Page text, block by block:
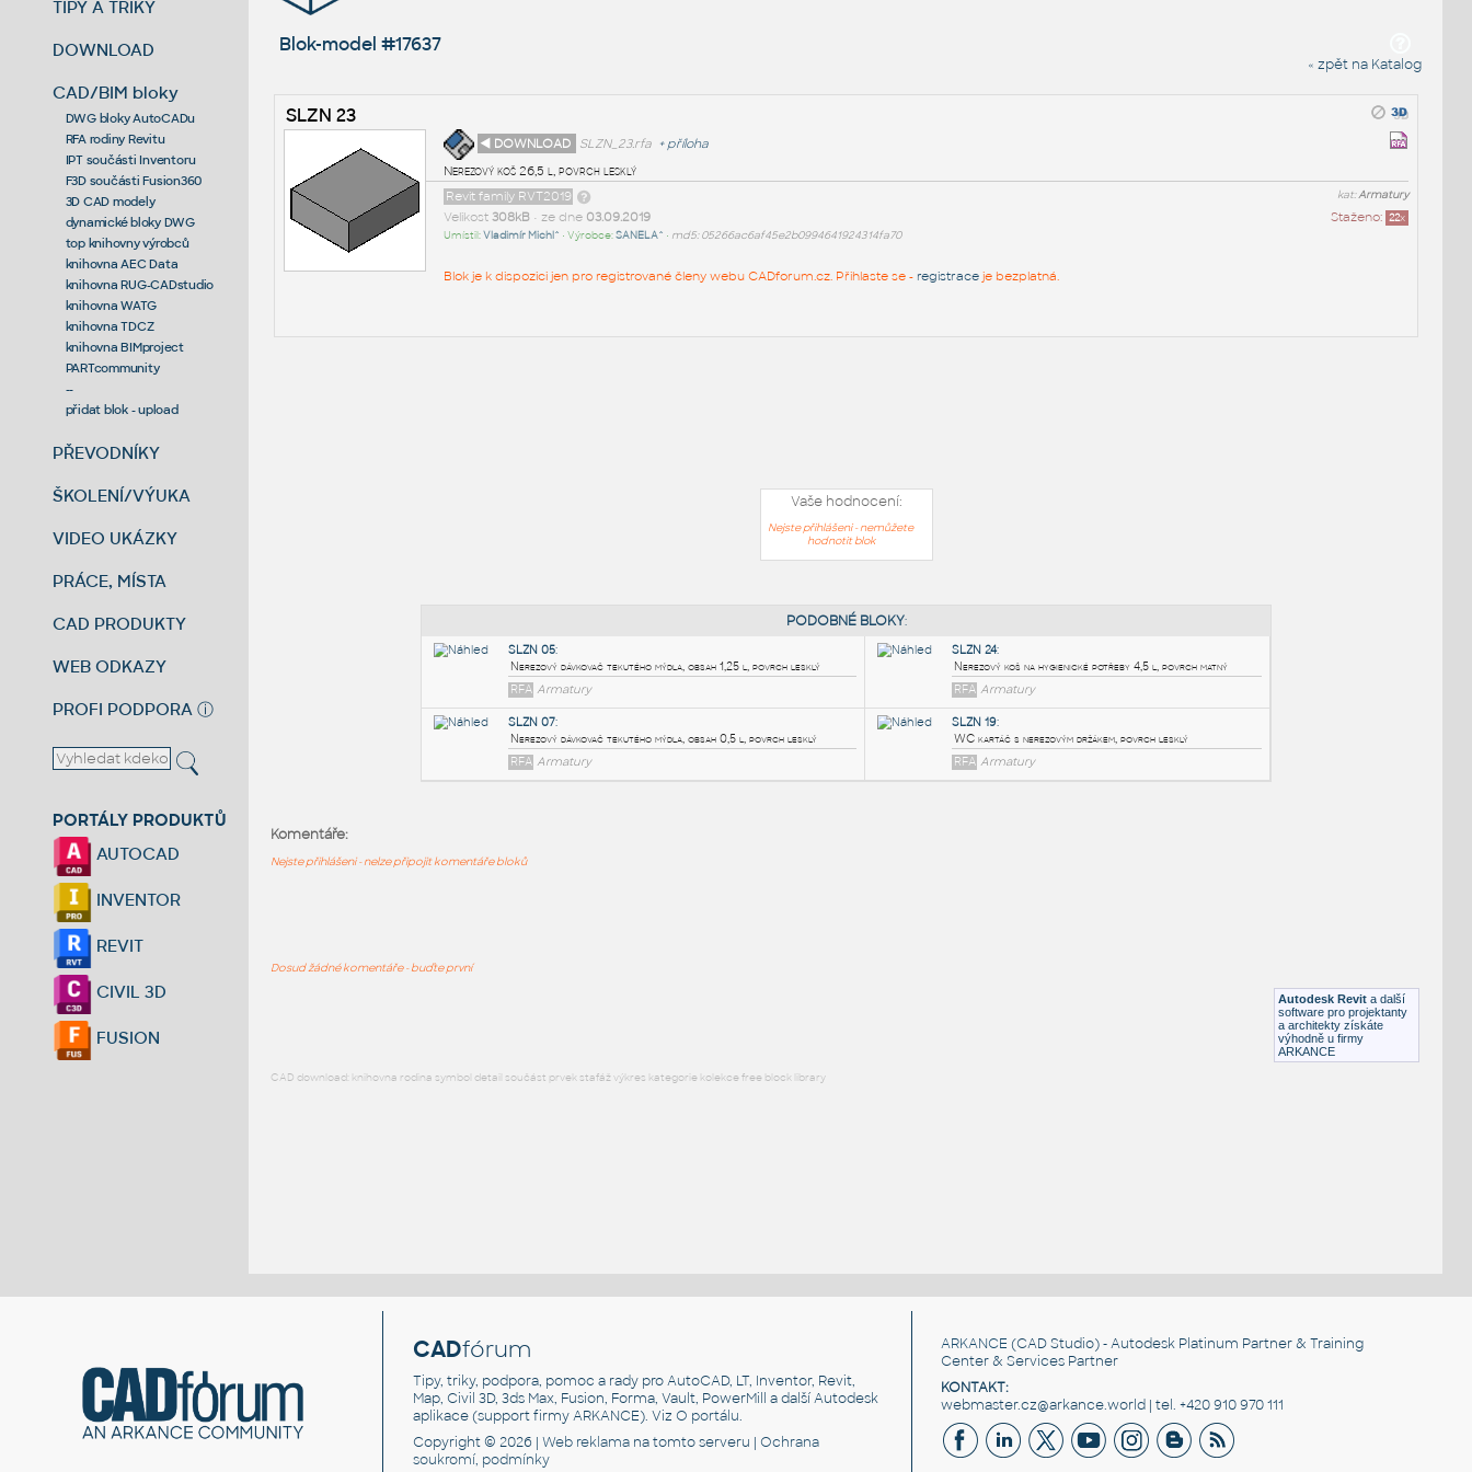
TIPY A TRIKY
DOWNLOAD
CAD/BIM bloky
DWG bloky AutoCADu
RFA rodiny Revitu
IPT součásti Inventoru
F3D součásti Fusion360
3D CAD modely
dynamické bloky DWG
top knihovny výrobců
knihovna AEC Data
knihovna RUG-CADstudio
knihovna WATG
knihovna TDCZ
knihovna BIMproject
PARTcommunity
--
přidat blok - upload
PŘEVODNÍKY
ŠKOLENÍ/VÝUKA
VIDEO UKÁZKY
PRÁCE, MÍSTA
CAD PRODUKTY
WEB ODKAZY
PROFI PODPORA ⓘ
PORTÁLY PRODUKTŮ
AUTOCAD
INVENTOR
REVIT
CIVIL 3D
FUSION
Blok-model #17637
« zpět na Katalog
SLZN 23
◄ DOWNLOAD SLZN_23.rfa + příloha
Nerezový koš 26,5 l, povrch lesklý
kat:Armatury
Revit family RVT2019
Staženo: 22x
Velikost 308kB• ze dne 03.09.2019
Umístil:Vladimír Michl^ • Výrobce:SANELA^ • md5: 05266ac6af45e2b0994641924314fa70
Blok je k dispozici jen pro registrované členy webu CADforum.cz. Přihlaste se - registraceje bezplatná.
Vaše hodnocení:
Nejste přihlášeni - nemůžete
hodnotit blok
Autodesk Revit a další
software pro projektanty
a architekty získáte
výhodně u firmy
ARKANCE
Komentáře:
Nejste přihlášeni - nelze připojit komentáře bloků
Dosud žádné komentáře - buďte první
CAD download: knihovna rodina symbol detail součást prvek stafáž výkres kategorie kolekce free block library
CADfórum
Tipy, triky, podpora, pomoc a rady pro AutoCAD, LT, Inventor, Revit,
Map, Civil 3D, 3ds Max, Fusion, Forma, Vault, PowerMill a další Autodesk
aplikace (support firmy ARKANCE). VizO portálu.
Copyright © 2026 |Web reklama na tomto serveru |Ochrana
soukromí, podmínky
ARKANCE (CAD Studio) - Autodesk Platinum Partner & Training
Center & Services Partner
KONTAKT:
webmaster.cz@arkance.world | tel. +420 910 970 111